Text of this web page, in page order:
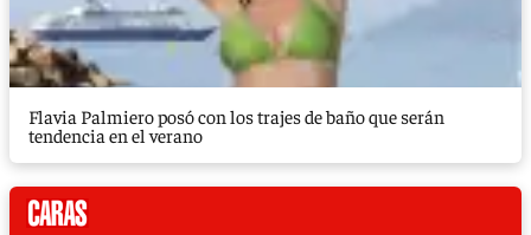
Flavia Palmiero posó con los trajes de baño que serán
tendencia en el verano